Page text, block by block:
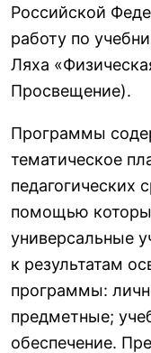
Российской
работу по
Ляха
Просвещение).
Программы
тематическое
педагогических
помощью
универсальные
к результатам
программы:
предметные;
обеспечение.